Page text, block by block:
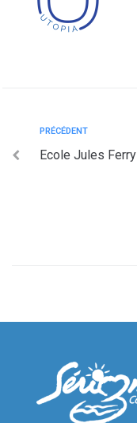
PRÉCÉDENT
Ecole Jules Ferry